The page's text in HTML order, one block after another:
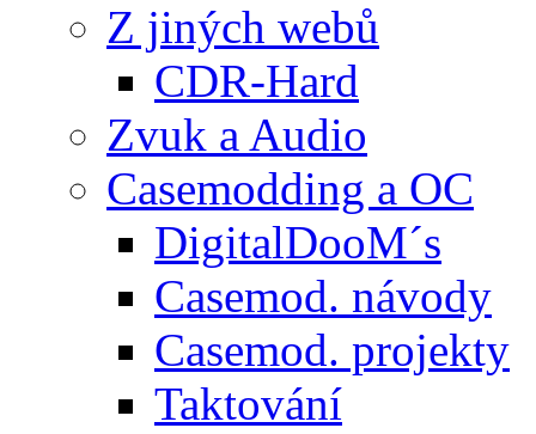
Z jiných webů
CDR-Hard
Zvuk a Audio
Casemodding a OC
DigitalDooM´s
Casemod. návody
Casemod. projekty
Taktování